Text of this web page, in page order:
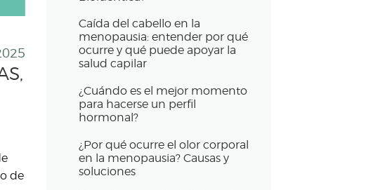
de
Caída del cabello en la
menopausia: entender por qué
ocurre y qué puede apoyar la
salud capilar
¿Cuándo es el mejor momento
para hacerse un perfil
hormonal?
¿Por qué ocurre el olor corporal
en la menopausia? Causas y
soluciones